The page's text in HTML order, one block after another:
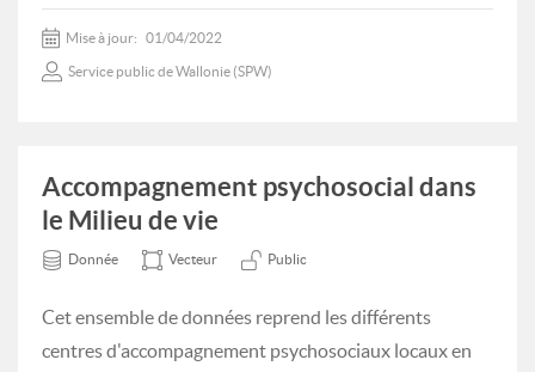
Mise à jour: 01/04/2022
Service public de Wallonie (SPW)
Accompagnement psychosocial dans
le Milieu de vie
Donnée Vecteur Public
Cet ensemble de données reprend les différents
centres d'accompagnement psychosociaux locaux en